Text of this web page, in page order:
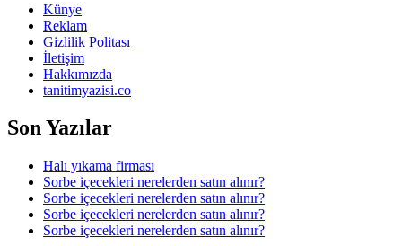
Künye
Reklam
Gizlilik Politası
İletişim
Hakkımızda
tanitimyazisi.co
Son Yazılar
Halı yıkama firması
Sorbe içecekleri nerelerden satın alınır?
Sorbe içecekleri nerelerden satın alınır?
Sorbe içecekleri nerelerden satın alınır?
Sorbe içecekleri nerelerden satın alınır?